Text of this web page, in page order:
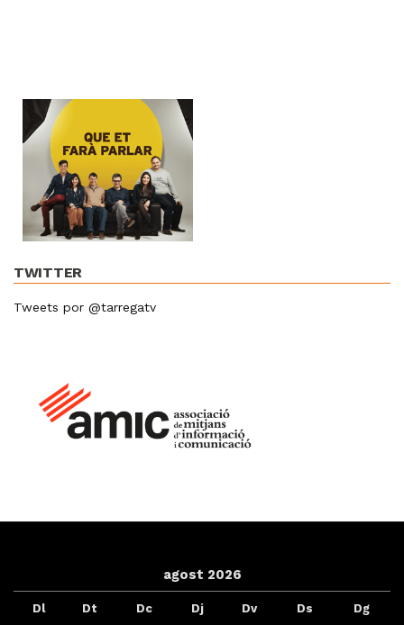
TWITTER
Tweets por @tarregatv
agost 2026
Dl Dt Dc Dj Dv Ds Dg